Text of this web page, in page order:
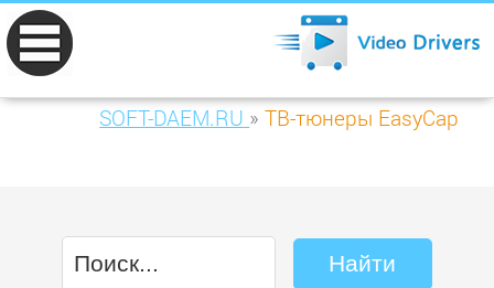
SOFT-DAEM.RU » ТВ-тюнеры EasyCap